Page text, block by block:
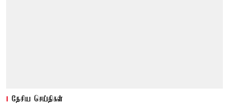
தேசிய செய்திகள்